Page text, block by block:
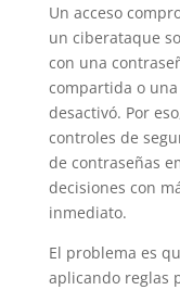
Un acceso
un ciberataque
con una
compartida o
desactivó. Por
controles de
de contraseñas
decisiones con
inmediato.
El problema es
aplicando reglas